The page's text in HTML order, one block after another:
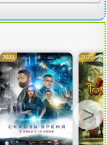
2022 2022
>